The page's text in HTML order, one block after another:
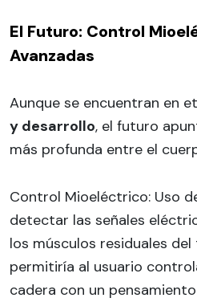
El Futuro: Control
Avanzadas
Aunque se encuentran en
y desarrollo, el futuro
más profunda entre el
Control Mioeléctrico: Uso
detectar las señales
los músculos residuales
permitiría al usuario
cadera con un